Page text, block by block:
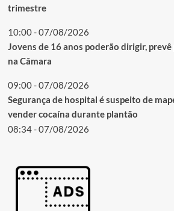
trimestre
10:00 - 07/08/2026
Jovens de 16 anos poderão dirigir, prevê
na Câmara
09:00 - 07/08/2026
Segurança de hospital é suspeito de
vender cocaína durante plantão
08:34 - 07/08/2026